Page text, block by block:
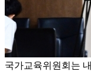
국가교육위원회는